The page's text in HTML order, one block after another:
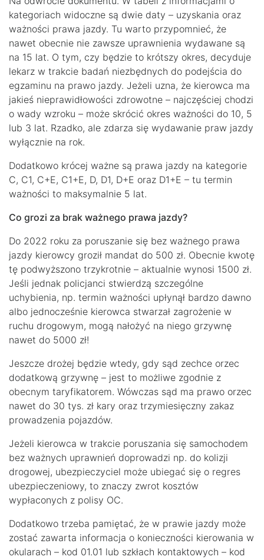
kategoriach widoczne są dwie daty – uzyskania oraz
ważności prawa jazdy. Tu warto przypomnieć, że
nawet obecnie nie zawsze uprawnienia wydawane są
na 15 lat. O tym, czy będzie to krótszy okres, decyduje
lekarz w trakcie badań niezbędnych do podejścia do
egzaminu na prawo jazdy. Jeżeli uzna, że kierowca ma
jakieś nieprawidłowości zdrowotne – najczęściej chodzi
o wady wzroku – może skrócić okres ważności do 10, 5
lub 3 lat. Rzadko, ale zdarza się wydawanie praw jazdy
wyłącznie na rok.
Dodatkowo krócej ważne są prawa jazdy na kategorie
C, C1, C+E, C1+E, D, D1, D+E oraz D1+E – tu termin
ważności to maksymalnie 5 lat.
Co grozi za brak ważnego prawa jazdy?
Do 2022 roku za poruszanie się bez ważnego prawa
jazdy kierowcy groził mandat do 500 zł. Obecnie kwotę
tę podwyższono trzykrotnie – aktualnie wynosi 1500 zł.
Jeśli jednak policjanci stwierdzą szczególne
uchybienia, np. termin ważności upłynął bardzo dawno
albo jednocześnie kierowca stwarzał zagrożenie w
ruchu drogowym, mogą nałożyć na niego grzywnę
nawet do 5000 zł!
Jeszcze drożej będzie wtedy, gdy sąd zechce orzec
dodatkową grzywnę – jest to możliwe zgodnie z
obecnym taryfikatorem. Wówczas sąd ma prawo orzec
nawet do 30 tys. zł kary oraz trzymiesięczny zakaz
prowadzenia pojazdów.
Jeżeli kierowca w trakcie poruszania się samochodem
bez ważnych uprawnień doprowadzi np. do kolizji
drogowej, ubezpieczyciel może ubiegać się o regres
ubezpieczeniowy, to znaczy zwrot kosztów
wypłaconych z polisy OC.
Dodatkowo trzeba pamiętać, że w prawie jazdy może
zostać zawarta informacja o konieczności kierowania w
okularach – kod 01.01 lub szkłach kontaktowych – kod